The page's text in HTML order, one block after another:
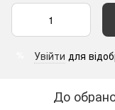
Увійти для
До